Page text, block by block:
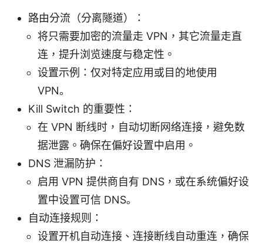
路由分流（分离隧道）：
将只需要加密的流量走 VPN，其它流量走直
连，提升浏览速度与稳定性。
设置示例：仅对特定应用或目的地使用
VPN。
Kill Switch 的重要性：
在 VPN 断线时，自动切断网络连接，避免数
据泄露。确保在偏好设置中启用。
DNS 泄漏防护：
启用 VPN 提供商自有 DNS，或在系统偏好设
置中设置可信 DNS。
自动连接规则：
设置开机自动连接、连接断线自动重连，确保